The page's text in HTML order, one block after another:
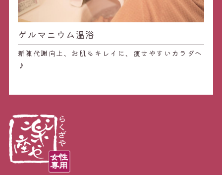
ゲルマニウム温浴
新陳代謝向上、お肌もキレイに、痩せやすいカラダへ
♪